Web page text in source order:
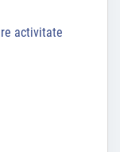
activitate